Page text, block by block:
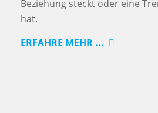
Beziehung steckt oder eine
hat.
ERFAHRE MEHR ...